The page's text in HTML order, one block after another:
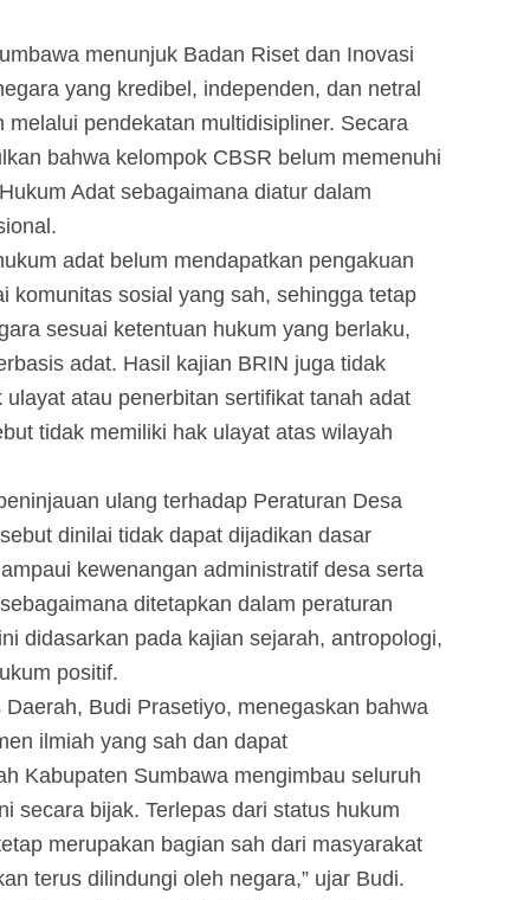
menunjuk Badan Riset dan Inovasi
yang kredibel, independen, dan netral
pendekatan multidisipliner. Secara
bahwa kelompok CBSR belum memenuhi
Adat sebagaimana diatur dalam
adat belum mendapatkan pengakuan
komunitas sosial yang sah, sehingga tetap
sesuai ketentuan hukum yang berlaku,
adat. Hasil kajian BRIN juga tidak
atau penerbitan sertifikat tanah adat
tidak memiliki hak ulayat atas wilayah
ulang terhadap Peraturan Desa
dinilai tidak dapat dijadikan dasar
kewenangan administratif desa serta
ditetapkan dalam peraturan
didasarkan pada kajian sejarah, antropologi,
positif.
Budi Prasetiyo, menegaskan bahwa
ilmiah yang sah dan dapat
Kabupaten Sumbawa mengimbau seluruh
secara bijak. Terlepas dari status hukum
merupakan bagian sah dari masyarakat
terus dilindungi oleh negara,” ujar Budi.